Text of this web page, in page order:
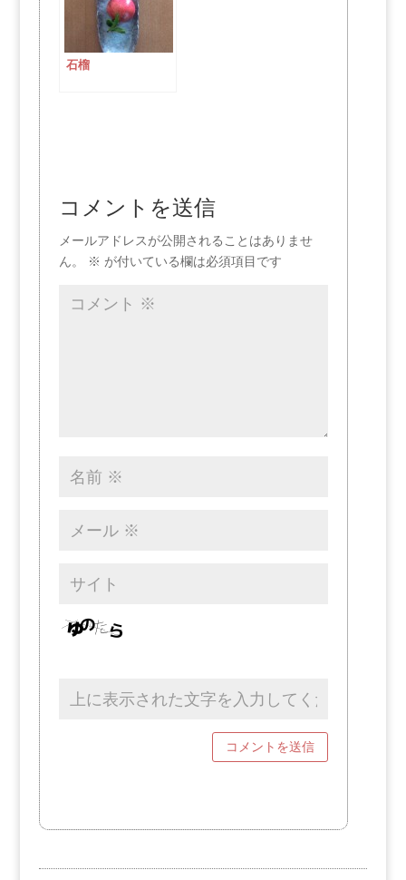
石榴
コメントを送信
メールアドレスが公開されることはありませ
ん。
※ が付いている欄は必須項目です